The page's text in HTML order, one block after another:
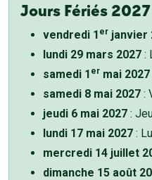
Jours Fériés 2027
vendredi 1 er janvier
lundi 29 mars 2027 :
samedi 1 er mai 2027
samedi 8 mai 2027 :
jeudi 6 mai 2027 :
lundi 17 mai 2027 :
mercredi 14 juillet
dimanche 15 août